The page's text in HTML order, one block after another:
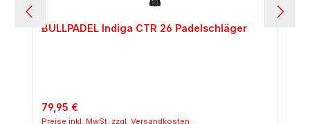
BULLPADEL Indiga CTR 26 Padelschläger
Regulärer Preis:
79,95 €
Preise inkl. MwSt. zzgl. Versandkosten